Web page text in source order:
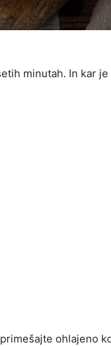
minutah. In kar
ohlajeno